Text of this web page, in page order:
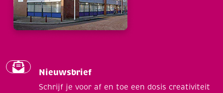
Nieuwsbrief
Schrijf je voor af en toe een dosis creativiteit